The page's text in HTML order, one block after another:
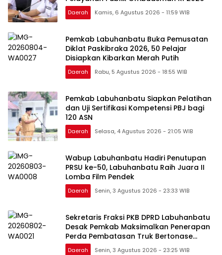
Daerah Kamis, 6 Agustus 2026 - 11:59 WIB
Pemkab Labuhanbatu Buka Pemusatan
Diklat Paskibraka 2026, 50 Pelajar
Disiapkan Kibarkan Merah Putih
Daerah Rabu, 5 Agustus 2026 - 18:55 WIB
Pemkab Labuhanbatu Siapkan Pelatihan
dan Uji Sertifikasi Kompetensi PBJ bagi
120 ASN
Daerah Selasa, 4 Agustus 2026 - 21:05 WIB
Wabup Labuhanbatu Hadiri Penutupan
PRSU ke-50, Labuhanbatu Raih Juara II
Lomba Film Pendek
Daerah Senin, 3 Agustus 2026 - 23:33 WIB
Sekretaris Fraksi PKB DPRD Labuhanbatu
Desak Pemkab Maksimalkan Penerapan
Perda Pembatasan Truk Bertonase
Besar
Daerah Senin, 3 Agustus 2026 - 23:25 WIB